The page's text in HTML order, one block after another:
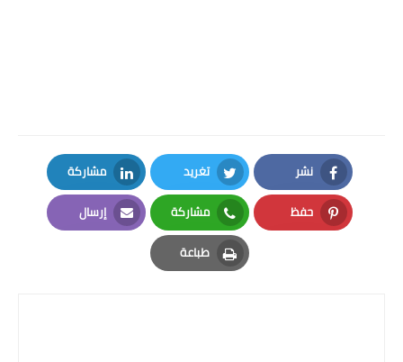
نشر
Facebook
تغريد
Twitter
مشاركة
LinkedIn
حفظ
Pinterest
مشاركة
Whatsapp
إرسال
Email
طباعة
Print